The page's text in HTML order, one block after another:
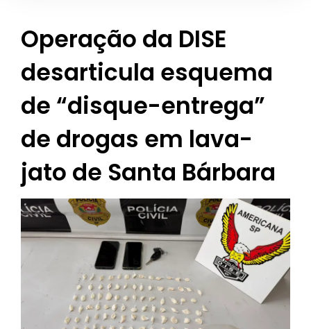
Operação da DISE
desarticula esquema
de “disque-entrega”
de drogas em lava-
jato de Santa Bárbara